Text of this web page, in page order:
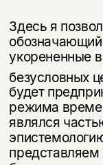
Здесь я
укорененные
безусловных
будет
режима
являлся
представляем